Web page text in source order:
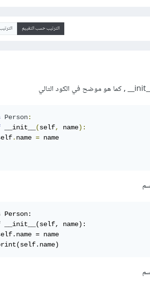
الترتيب حسب التقييم
Person:
__init__ (self, name):
. name = name
Person:
__init__(self, name):
= name